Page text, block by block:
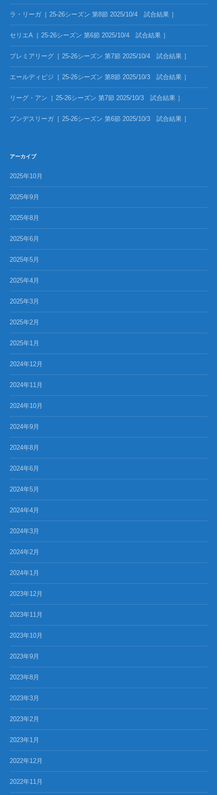
ラ・リーガ［ 25-26シーズン 第8節 2025/10/4 試合結果 ］
セリエA［ 25-26シーズン 第6節 2025/10/4 試合結果 ］
プレミアリーグ［ 25-26シーズン 第7節 2025/10/4 試合結果 ］
エールディビジ［ 25-26シーズン 第8節 2025/10/3 試合結果 ］
リーグ・アン［ 25-26シーズン 第7節 2025/10/3 試合結果 ］
ブンデスリーガ［ 25-26シーズン 第6節 2025/10/3 試合結果 ］
アーカイブ
2025年10月
2025年9月
2025年8月
2025年6月
2025年5月
2025年4月
2025年3月
2025年2月
2025年1月
2024年12月
2024年11月
2024年10月
2024年9月
2024年8月
2024年6月
2024年5月
2024年4月
2024年3月
2024年2月
2024年1月
2023年12月
2023年11月
2023年10月
2023年9月
2023年8月
2023年3月
2023年2月
2023年1月
2022年12月
2022年11月